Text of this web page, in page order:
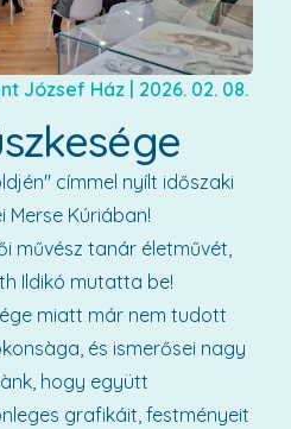
József Ház 2026. 02. 08.
címmel nyílt időszaki
Merse Kúriában!
művész tanár életművét,
Ildikó mutatta be!
miatt már nem tudott
és ismerősei nagy
hogy együtt
grafikáit, festményeit